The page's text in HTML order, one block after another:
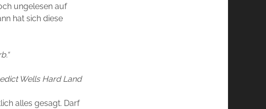
ungelesen auf
hat sich diese
Wells Hard Land
alles gesagt. Darf